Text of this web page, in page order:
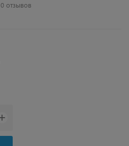
0 отзывов